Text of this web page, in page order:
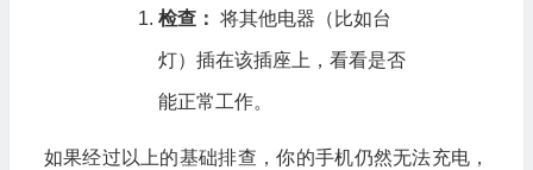
检查： 将其他电器（比如台
灯）插在该插座上，看看是否
能正常工作。
如果经过以上的基础排查，你的手机仍然无法充电，